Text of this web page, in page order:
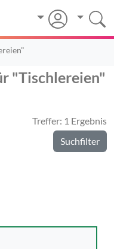
"Tischlereien"
Treffer: 1 Ergebnis
Suchfilter